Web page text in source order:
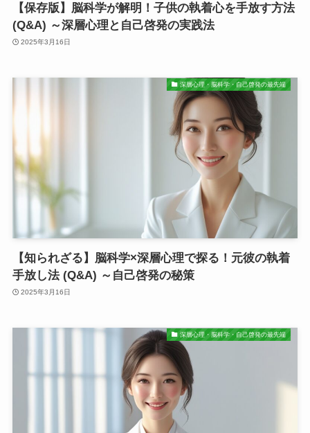
【保存版】脳科学が解明！子供の執着心を手放す方法
(Q&A) ～深層心理と自己啓発の実践法
2025年3月16日
深層心理・脳科学・自己啓発の最先端
【知られざる】脳科学×深層心理で探る！元彼の執着
手放し法 (Q&A) ～自己啓発の秘策
2025年3月16日
深層心理・脳科学・自己啓発の最先端